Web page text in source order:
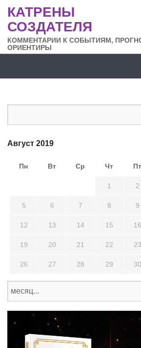
КАТРЕНЫ
СОЗДАТЕЛЯ
КОММЕНТАРИИ К СОБЫТИЯМ,
ОРИЕНТИРЫ
Август 2019
Пн Вт Ср Чт Пт
1 2
5 6 7 8 9
12 13 14 15 16
19 20 21 22 23
26 27 28 29 30